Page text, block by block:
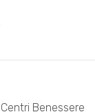
Centri Benessere